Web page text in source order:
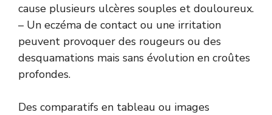
cause plusieurs ulcères souples et douloureux.
– Un eczéma de contact ou une irritation
peuvent provoquer des rougeurs ou des
desquamations mais sans évolution en croûtes
profondes.
Des comparatifs en tableau ou images